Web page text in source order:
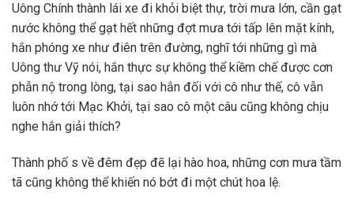
Uông Chính thành lái xe đi khỏi biệt thự, trời mưa lớn, cần gạt
nước không thể gạt hết những đợt mưa tới tấp lên mặt kính,
hắn phóng xe như điên trên đường, nghĩ tới những gì mà
Uông thư Vỹ nói, hắn thực sự không thể kiềm chế được cơn
phẫn nộ trong lòng, tại sao hắn đối với cô như thế, cô vẫn
luôn nhớ tới Mạc Khởi, tại sao cô một câu cũng không chịu
nghe hắn giải thích?
Thành phố s về đêm đẹp đẽ lại hào hoa, những cơn mưa tầm
tã cũng không thể khiến nó bớt đi một chút hoa lệ.